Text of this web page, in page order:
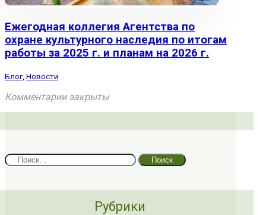
Ежегодная коллегия Агентства по
охране культурного наследия по итогам
работы за 2025 г. и планам на 2026 г.
Блог, Новости
Комментарии закрыты
Найти:
Рубрики